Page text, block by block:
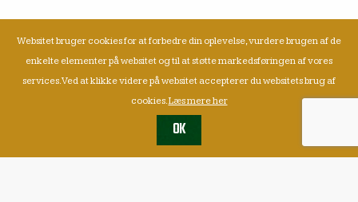
Websitet bruger cookies for at forbedre din oplevelse, vurdere brugen af de
enkelte elementer på websitet og til at støtte markedsføringen af vores
services. Ved at klikke videre på websitet accepterer du websitets brug af
cookies.Læs mere her
OK